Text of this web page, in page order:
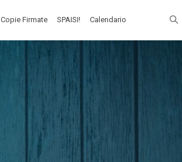
Copie Firmate SPAISI! Calendario